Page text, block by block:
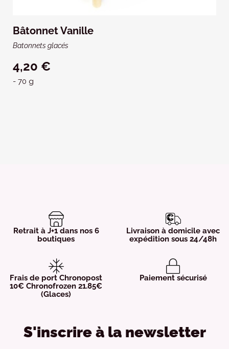
Bâtonnet Vanille
Batonnets glacés
4,20 €
- 70 g
Retrait à J+1 dans nos 6
boutiques
Livraison à domicile avec
expédition sous 24/48h
Frais de port Chronopost
10€ Chronofrozen 21.85€
(Glaces)
Paiement sécurisé
S'inscrire à la newsletter